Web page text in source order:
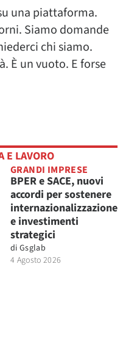
una piattaforma.
Siamo domande
chi siamo.
È un vuoto. E forse
E LAVORO
GRANDI IMPRESE
BPER e SACE, nuovi
accordi per sostenere
internazionalizzazione
e investimenti
strategici
di Gsglab
4 Agosto 2026